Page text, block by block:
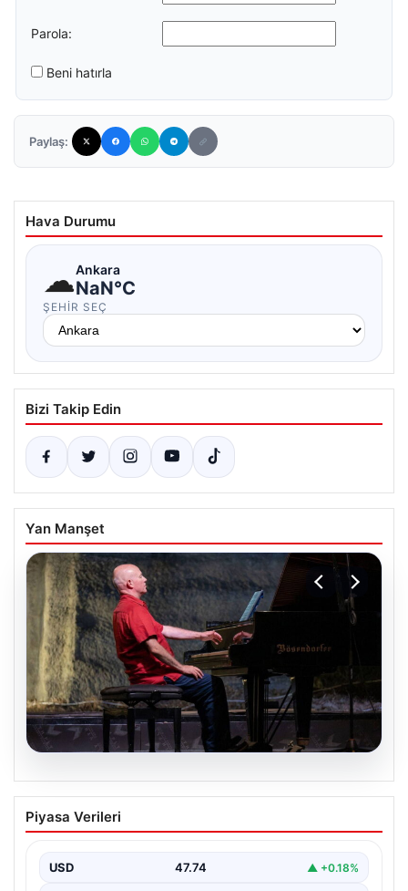
Parola:
Beni hatırla
Paylaş:
Hava Durumu
☁Ankara
NaN°C
ŞEHIR SEÇ
Bizi Takip Edin
Yan Manşet
07.08.2026
23. Uluslararası Gümüşlük Müzik
Festivali’nde İngiliz Piyanist Charles
Bodrum'un eşsiz atmosferinde düzenlenen 23.
Piyasa Verileri
USD 47.74 ▲ +0.18%